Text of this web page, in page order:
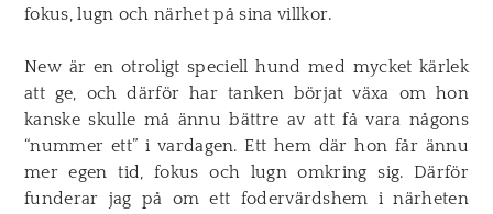
fokus, lugn och närhet på sina villkor.
New är en otroligt speciell hund med mycket kärlek
att ge, och därför har tanken börjat växa om hon
kanske skulle må ännu bättre av att få vara någons
“nummer ett” i vardagen. Ett hem där hon får ännu
mer egen tid, fokus och lugn omkring sig. Därför
funderar jag på om ett fodervärdshem i närheten